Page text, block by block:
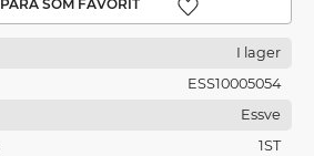
Lägg till i favoriter
I lager
ESS10005054
Essve
1ST